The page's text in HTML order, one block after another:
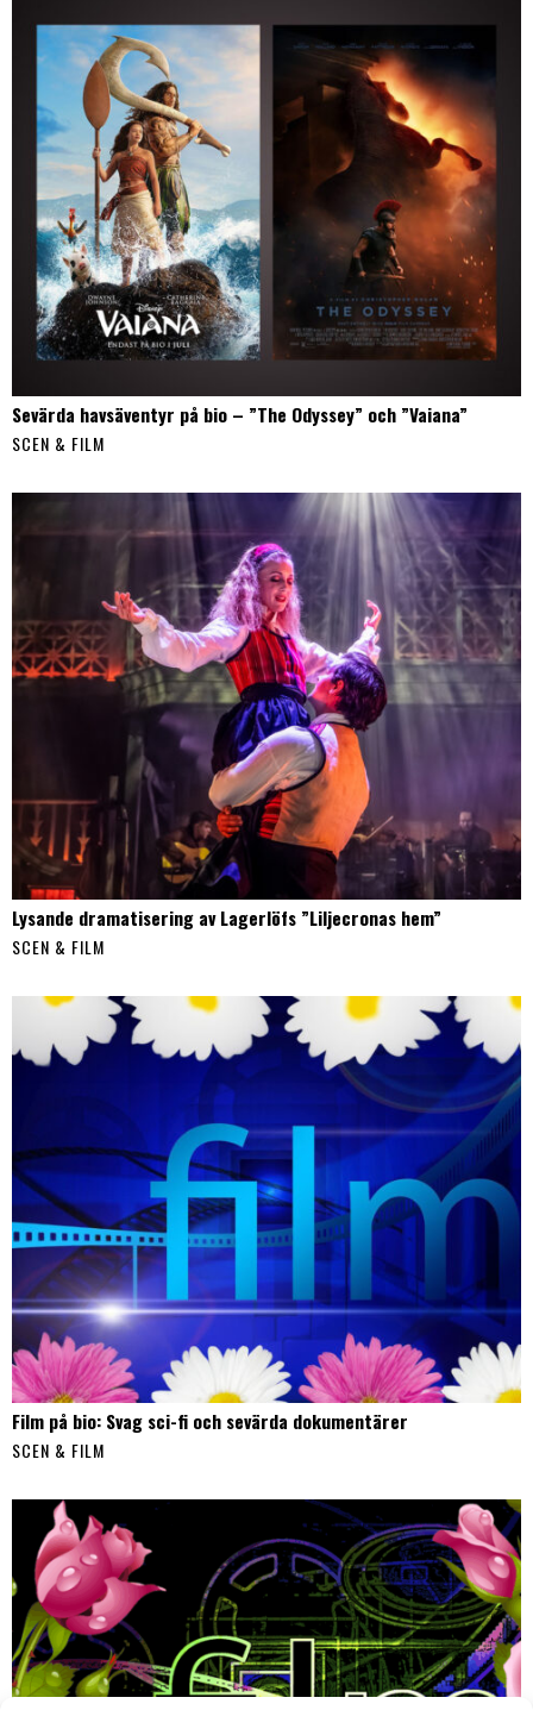
Sevärda havsäventyr på bio – ”The Odyssey” och ”Vaiana”
SCEN & FILM
Lysande dramatisering av Lagerlöfs ”Liljecronas hem”
SCEN & FILM
Film på bio: Svag sci-fi och sevärda dokumentärer
SCEN & FILM